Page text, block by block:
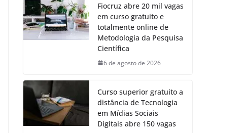
Fiocruz abre 20 mil vagas
em curso gratuito e
totalmente online de
Metodologia da Pesquisa
Científica
6 de agosto de 2026
Curso superior gratuito a
distância de Tecnologia
em Mídias Sociais
Digitais abre 150 vagas